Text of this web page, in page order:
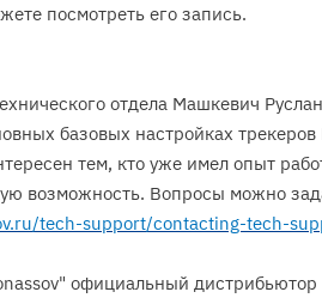
посмотреть его запись.
отдела Машкевич
базовых настройках
тем, кто уже имел опыт
возможность. Вопросы можно
tech-support/contacting-tech-
официальный